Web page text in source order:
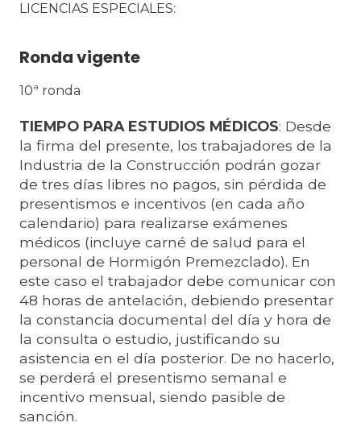
LICENCIAS ESPECIALES
Ronda vigente
10ª ronda
TIEMPO PARA ESTUDIOS MÉDICOS: Desde
la firma del presente, los trabajadores de la
Industria de la Construcción podrán gozar
de tres días libres no pagos, sin pérdida de
presentismos e incentivos (en cada año
calendario) para realizarse exámenes
médicos (incluye carné de salud para el
personal de Hormigón Premezclado). En
este caso el trabajador debe comunicar con
48 horas de antelación, debiendo presentar
la constancia documental del día y hora de
la consulta o estudio, justificando su
asistencia en el día posterior. De no hacerlo,
se perderá el presentismo semanal e
incentivo mensual, siendo pasible de
sanción.